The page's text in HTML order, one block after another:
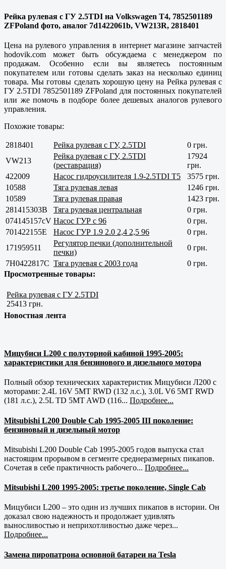
Рейка рулевая с ГУ 2.5TDI на Volkswagen T4, 7852501189
ZFPoland фото, аналог 7d1422061b, VW213R, 2818401
Цена на рулевого управления в интернет магазине запчастей
hodovik.com может быть обсуждаема с менеджером по
продажам. Особенно если вы являетесь постоянным
покупателем или готовы сделать заказ на несколько единиц
товара. Мы готовы сделать хорошую цену на Рейка рулевая с
ГУ 2.5TDI 7852501189 ZFPoland для постоянных покупателей
или же помочь в подборе более дешевых аналогов рулевого
управления.
Похожие товары:
2818401 Рейка рулевая с ГУ, 2.5TDI
0 грн.
VW213
Рейка рулевая с ГУ, 2.5TDI
(реставрация)
17924
грн.
422009
Насос гидроусилителя 1.9-2.5TDI T5
3575 грн.
10588
Тяга рулевая левая
1246 грн.
10589
Тяга рулевая правая
1423 грн.
281415303B
Тяга рулевая центральная
0 грн.
074145157сV Насос ГУР с 96
0 грн.
701422155E
Насос ГУР 1.9 2.0 2,4 2,5 96
0 грн.
171959511
Регулятор печки (дополнительной
печки)
0 грн.
7H0422817С Тяга рулевая с 2003 года
0 грн.
Просмотренные товары:
Рейка рулевая с ГУ 2.5TDI
25413 грн.
Новостная лента
Мицубиси L200 с полуторной кабиной 1995-2005:
характеристики для бензинового и дизельного мотора
Полный обзор технических характеристик Мицубиси Л200 с
моторами: 2.4L 16V 5MT RWD (132 л.с.), 3.0L V6 5MT RWD
(181 л.с.), 2.5L TD 5MT AWD (116... Подробнее...
Mitsubishi L200 Double Cab 1995-2005 III поколение:
бензиновый и дизельный мотор
Mitsubishi L200 Double Cab 1995-2005 годов выпуска стал
настоящим прорывом в сегменте среднеразмерных пикапов.
Сочетая в себе практичность рабочего... Подробнее...
Mitsubishi L200 1995-2005: третье поколение, Single Cab
Мицубиси L200 – это один из лучших пикапов в истории. Он
доказал свою надежность и продолжает удивлять
выносливостью и неприхотливостью даже через...
Подробнее...
Замена пиропатрона основной батареи на Tesla